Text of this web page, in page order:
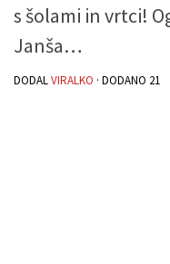
s šolami in vrtci!
Janša…
DODALVIRALKO · DODANO 21